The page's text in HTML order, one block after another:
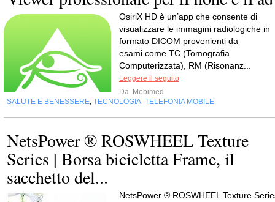
OsiriX HD è un’app che consente di
visualizzare le immagini radiologiche in
formato DICOM provenienti da
esami come TC (Tomografia
Computerizzata), RM (Risonanz...
Leggere il seguito
Da Mobimed
SALUTE E BENESSERE TECNOLOGIA TELEFONIA MOBILE
NetsPower ® ROSWHEEL Texture
Series | Borsa bicicletta Frame, il
sacchetto del...
NetsPower ® ROSWHEEL Texture